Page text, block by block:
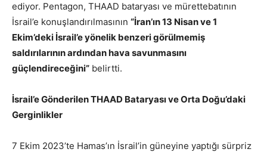
ediyor. Pentagon, THAAD bataryası ve mürettebatının
İsrail’e konuşlandırılmasının “İran’ın 13 Nisan ve 1
Ekim’deki İsrail’e yönelik benzeri görülmemiş
saldırılarının ardından hava savunmasını
güçlendireceğini” belirtti.
İsrail’e Gönderilen THAAD Bataryası ve Orta Doğu’daki
Gerginlikler
7 Ekim 2023’te Hamas’ın İsrail’in güneyine yaptığı sürpriz